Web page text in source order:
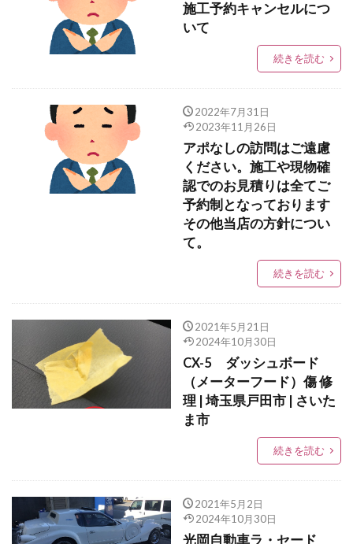
施工予約キャンセルにつ
いて
続きを読む
2022年7月31日
2023年11月26日
アポなしの訪問はご遠慮
ください。施工や現物確
認でのお見積りは全てご
予約制となっております
その他当店の方針につい
て。
続きを読む
2021年5月21日
2024年10月30日
CX-5 ダッシュボード
（メーターフード）傷 修
理 | 埼玉県戸田市 | さいた
ま市
続きを読む
2021年5月2日
2024年10月30日
光岡自動車ラ・セード